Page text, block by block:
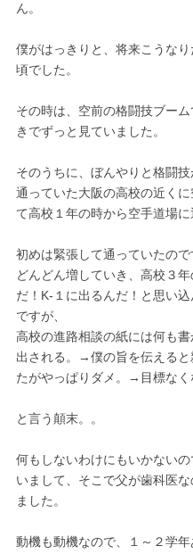
ん。
僕がはっきりと、将来こうな
頃でした。
その時は、空前の格闘技ブー
きでずっと見ていました。
そのうちに、ぼんやりと格闘
通っていた大阪の高校の近く
て高校１年の時から空手道場に
初めは緊張して通っていたの
どんどん増していき、高校３
だ！K-１に出るんだ！と思い込
ですが、
高校の進路相談の紙には何も
出される。→僕の旨を伝える
たがやっぱりダメ。→目標なく
と言う顛末。。
何もしないわけにもいかない
いまして、そこで父が歯科医
ました。
動機も動機なので、１～２学